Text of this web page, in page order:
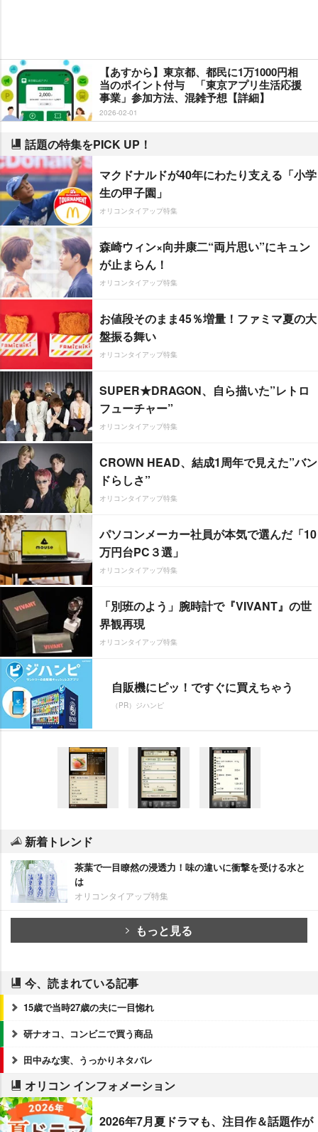
【あすから】東京都、都民に1万1000円相
当のポイント付与 「東京アプリ生活応援
事業」参加方法、混雑予想【詳細】
2026-02-01
話題の特集をPICK UP！
マクドナルドが40年にわたり支える「小学
生の甲子園」
オリコンタイアップ特集
森崎ウィン×向井康二“両片思い”にキュン
が止まらん！
オリコンタイアップ特集
お値段そのまま45％増量！ファミマ夏の大
盤振る舞い
オリコンタイアップ特集
SUPER★DRAGON、自ら描いた”レトロ
フューチャー”
オリコンタイアップ特集
CROWN HEAD、結成1周年で見えた”バン
ドらしさ”
オリコンタイアップ特集
パソコンメーカー社員が本気で選んだ「10
万円台PC３選」
オリコンタイアップ特集
「別班のよう」腕時計で『VIVANT』の世
界観再現
オリコンタイアップ特集
自販機にピッ！ですぐに買えちゃう
（PR）ジハンピ
新着トレンド
茶葉で一目瞭然の浸透力！味の違いに衝撃を受ける水と
は
オリコンタイアップ特集
もっと見る
今、読まれている記事
15歳で当時27歳の夫に一目惚れ
研ナオコ、コンビニで買う商品
田中みな実、うっかりネタバレ
オリコン インフォメーション
2026年7月夏ドラマも、注目作＆話題作が